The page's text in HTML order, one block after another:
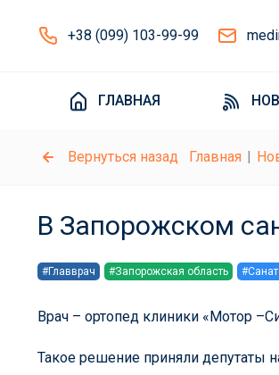
+38 (099) 103-99-99
ГЛАВНАЯ
Вернуться назад Главная
В Запорожском
#Главврач #Запорожская область
Врач – ортопед клиники «Мотор
Такое решение приняли депутаты